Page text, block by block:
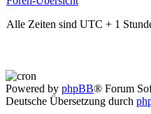
Alle Zeiten sind UTC + 1
Powered by phpBB® Forum
Deutsche Übersetzung durch